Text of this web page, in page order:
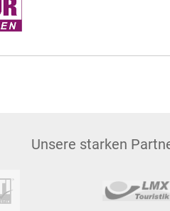
Unsere starken